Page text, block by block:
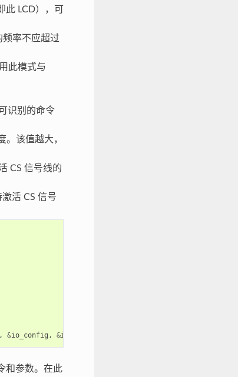
LCD），可
频率不应超过
此模式与
识别的命令
。该值越大，
CS 信号线的
活 CS 信号
&io_config , &io_handle
和参数。在此